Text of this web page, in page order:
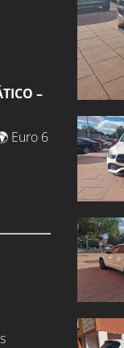
–
Euro 6